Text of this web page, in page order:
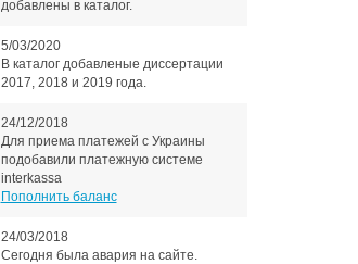
добавлены в каталог.
5/03/2020
В каталог добавленые диссертации
2017, 2018 и 2019 года.
24/12/2018
Для приема платежей с Украины
подобавили платежную системе
interkassa
Пополнить баланс
24/03/2018
Сегодня была авария на сайте.